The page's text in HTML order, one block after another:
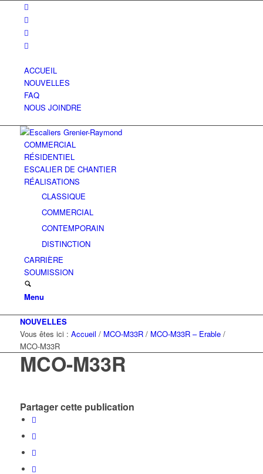
ACCUEIL
NOUVELLES
FAQ
NOUS JOINDRE
COMMERCIAL
RÉSIDENTIEL
ESCALIER DE CHANTIER
RÉALISATIONS
CLASSIQUE
COMMERCIAL
CONTEMPORAIN
DISTINCTION
CARRIÈRE
SOUMISSION
Menu
NOUVELLES
Vous êtes ici : Accueil / MCO-M33R / MCO-M33R – Erable /
MCO-M33R
MCO-M33R
Partager cette publication